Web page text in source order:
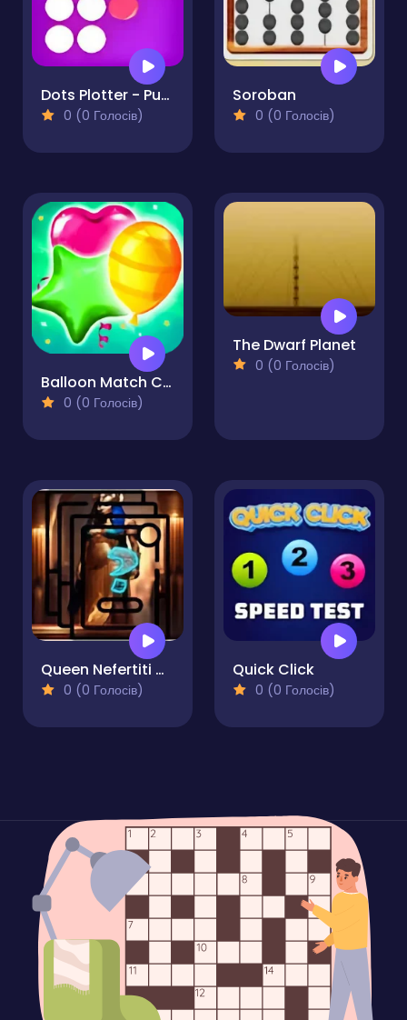
Dots Plotter - Puzzle
0 (0 Голосів)
Soroban
0 (0 Голосів)
Balloon Match Color Match
0 (0 Голосів)
The Dwarf Planet
0 (0 Голосів)
Queen Nefertiti Memory Match
0 (0 Голосів)
Quick Click
0 (0 Голосів)